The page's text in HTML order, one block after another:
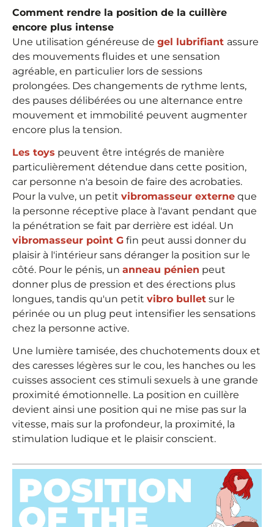
Comment rendre la position de la cuillère
encore plus intense
Une utilisation généreuse de gel lubrifiant assure
des mouvements fluides et une sensation
agréable, en particulier lors de sessions
prolongées. Des changements de rythme lents,
des pauses délibérées ou une alternance entre
mouvement et immobilité peuvent augmenter
encore plus la tension.
Les toys peuvent être intégrés de manière
particulièrement détendue dans cette position,
car personne n'a besoin de faire des acrobaties.
Pour la vulve, un petit vibromasseur externe que
la personne réceptive place à l'avant pendant que
la pénétration se fait par derrière est idéal. Un
vibromasseur point G fin peut aussi donner du
plaisir à l'intérieur sans déranger la position sur le
côté. Pour le pénis, un anneau pénien peut
donner plus de pression et des érections plus
longues, tandis qu'un petit vibro bullet sur le
périnée ou un plug peut intensifier les sensations
chez la personne active.
Une lumière tamisée, des chuchotements doux et
des caresses légères sur le cou, les hanches ou les
cuisses associent ces stimuli sexuels à une grande
proximité émotionnelle. La position en cuillère
devient ainsi une position qui ne mise pas sur la
vitesse, mais sur la profondeur, la proximité, la
stimulation ludique et le plaisir conscient.